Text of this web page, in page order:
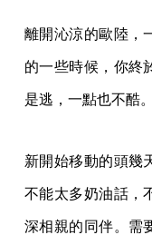
離開沁涼的歐陸，
的一些時候，你終
是逃，一點也不酷。
新開始移動的頭幾
不能太多奶油話，
深相親的同伴。需